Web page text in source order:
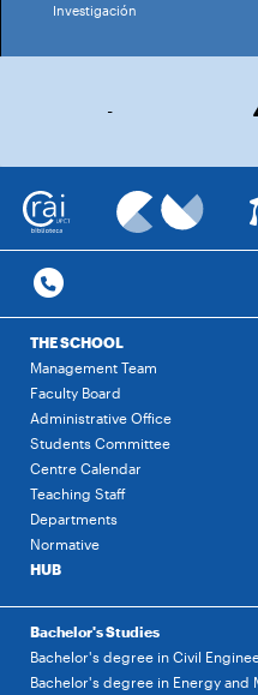
Investigación
-
THE SCHOOL
Management Team
Faculty Board
Administrative Office
Students Committee
Centre Calendar
Teaching Staff
Departments
Normative
HUB
Bachelor's Studies
Bachelor's degree in Civil
Bachelor's degree in Energy and